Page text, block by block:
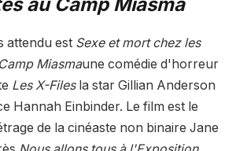
attendu est Sexe et mort chez les
Miasmaune comédie d'horreur
Les X-Filesla star Gillian Anderson
Hannah Einbinder. Le film est le
de la cinéaste non binaire Jane